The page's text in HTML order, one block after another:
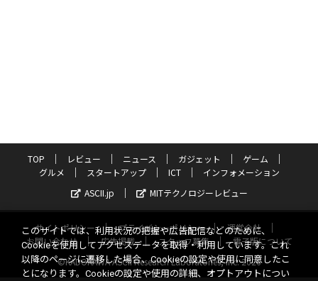
TOP レビュー ニュース ガジェット
ゲーム
グルメ
スタートアップ ICT
インフォメーション
ASCII.jp
MITテクノロジーレビュー
サイトポリシー プライバシーポリシー
運営会社
お問い合わせ
広告掲載 スタッフ募集
電子版について
©KADOKAWA ASCII Research Laboratories, Inc. 2026
このサイトでは、利用状況の把握や広告配信などのために、
Cookieを使用してアクセスデータを取得・利用しています。これ
以降のページに遷移した場合、Cookieの設定や使用に同意したこ
とになります。Cookieの設定や使用の詳細、オプトアウトについ